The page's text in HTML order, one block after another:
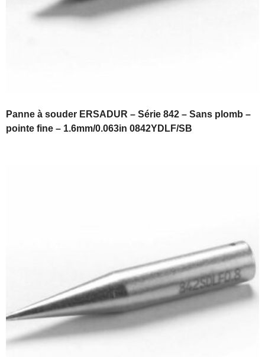
Panne à souder ERSADUR – Série 842 – Sans plomb –
pointe fine – 1.6mm/0.063in 0842YDLF/SB